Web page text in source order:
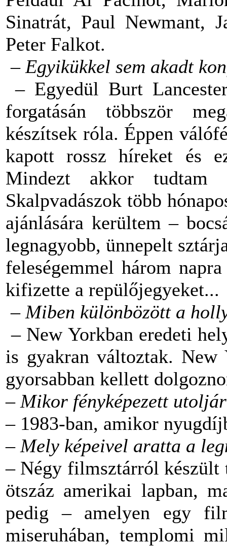
Sinatrát, Paul Newmant,
Peter Falkot.
– Egyikükkel sem akadt
– Egyedül Burt
forgatásán többször
készítsek róla. Éppen
kapott rossz híreket és
Mindezt akkor
Skalpvadászok több
ajánlására kerültem –
legnagyobb, ünnepelt
feleségemmel három
kifizette a repülőjegyeket...
– Miben különbözött a
– New Yorkban eredeti
is gyakran változtak. New
gyorsabban kellett
– Mikor fényképezett
– 1983-ban, amikor
– Mely képeivel aratta a
– Négy filmsztárról
ötszáz amerikai lapban,
pedig – amelyen egy
miseruhában, templomi